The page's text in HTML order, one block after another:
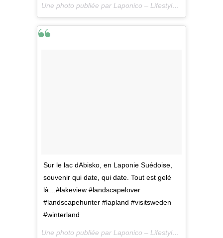
Une photo publiée par Laponico – Lifestyle & Outdoor (@laponico) le
Sur le lac dAbisko, en Laponie Suédoise,
souvenir qui date, qui date. Tout est gelé
là…#lakeview #landscapelover
#landscapehunter #lapland #visitsweden
#winterland
Une photo publiée par Laponico – Lifestyle & Outdoor (@laponico) le